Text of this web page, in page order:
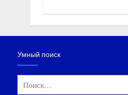
Умный поиск